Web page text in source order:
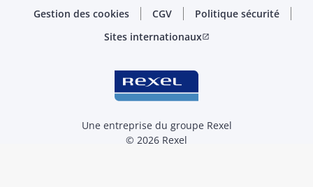
Gestion des cookies
CGV
Politique sécurité
Sites internationauxopen_in_new
Une entreprise du groupe Rexel
© 2026 Rexel